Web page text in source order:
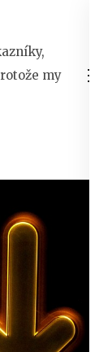
my